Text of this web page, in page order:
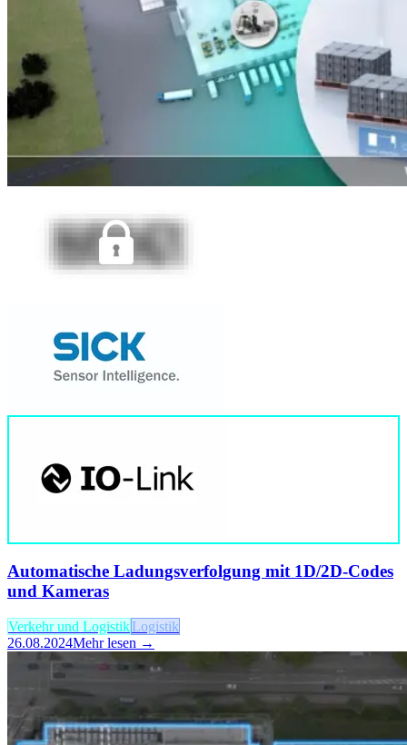
Automatische Ladungsverfolgung mit 1D/2D-Codes
und Kameras
Verkehr und LogistikLogistik
26.08.2024Mehr lesen →